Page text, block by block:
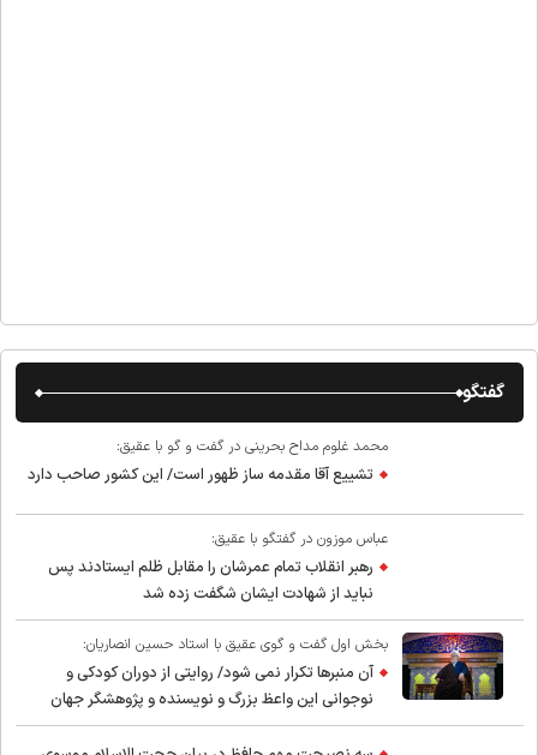
گفتگو
محمد غلوم مداح بحرینی در گفت و گو با عقیق:
تشییع آقا مقدمه ساز ظهور است/ این کشور صاحب دارد
عباس موزون در گفتگو با عقیق:
رهبر انقلاب تمام عمرشان را مقابل ظلم ایستادند پس
نباید از شهادت ایشان شگفت زده شد
بخش اول گفت و گوی عقیق با استاد حسین انصاریان:
آن منبرها تکرار نمی شود/ روایتی از دوران کودکی و
نوجوانی این واعظ بزرگ و نویسنده و پژوهشگر جهان
اسلام